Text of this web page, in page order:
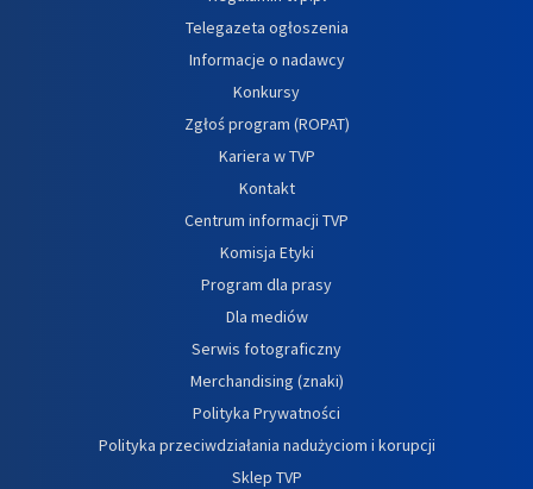
Telegazeta ogłoszenia
Informacje o nadawcy
Konkursy
Zgłoś program (ROPAT)
Kariera w TVP
Kontakt
Centrum informacji TVP
Komisja Etyki
Program dla prasy
Dla mediów
Serwis fotograficzny
Merchandising (znaki)
Polityka Prywatności
Polityka przeciwdziałania nadużyciom i korupcji
Sklep TVP